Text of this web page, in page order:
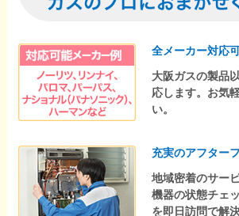
全メーカー対応
大阪ガスの製品
応します。お気
い。
充実のアフター
地域密着のサー
機器の状態チェ
を即日訪問で解